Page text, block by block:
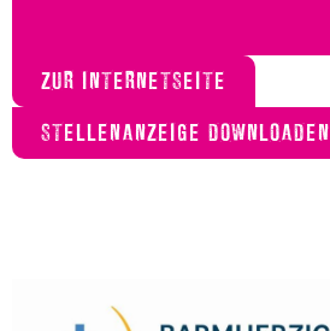
ZUR INTERNETSEITE
STELLENANZEIGE DOWNLOADEN